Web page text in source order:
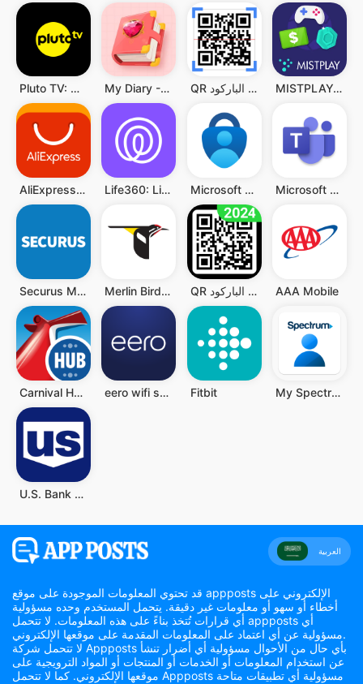
Pluto TV: Watch Free Movies/TV My Diary - Diary With Lock QR قارئ رمز & قارئ الباركود MISTPLAY: Play to Earn Money
AliExpress:تسوق عبر الإنترنت Life360: Live Location Sharing Microsoft Authenticator Microsoft Teams
Securus Mobile Merlin Bird ID by Cornell Lab QR قارئ رمز - قارئ الباركود QR AAA Mobile
Carnival HUB eero wifi system Fitbit My Spectrum
U.S. Bank Mobile Banking
العربية
قد تحتوي المعلومات الموجودة على موقع appposts الإلكتروني على
أخطاء أو سهو أو معلومات غير دقيقة. يتحمل المستخدم وحده مسؤولية
أي قرارات تُتخذ بناءً على هذه المعلومات. لا تتحمل appposts أي
مسؤولية عن أي اعتماد على المعلومات المقدمة على موقعها الإلكتروني.
لا تتحمل شركة Appposts بأي حال من الأحوال مسؤولية أي أضرار تنشأ
عن استخدام المعلومات أو الخدمات أو المنتجات أو المواد الترويجية على
موقعها الإلكتروني. كما لا تتحمل Appposts مسؤولية أي تطبيقات متاحة